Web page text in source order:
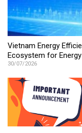
Vietnam Energy
Ecosystem for
30/07/2026